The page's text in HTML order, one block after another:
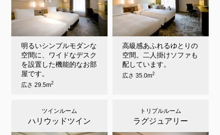
明るいシンプルモダンな
空間に、ワイドなデスク
を設置した機能的なお部
屋です。
広さ 29.5m2
高級感あふれるゆとりの
空間。二人掛けソファも
配しています。
広さ 35.0m2
ツインルーム
ハリウッドツイン
トリプルルーム
ラグジュアリー